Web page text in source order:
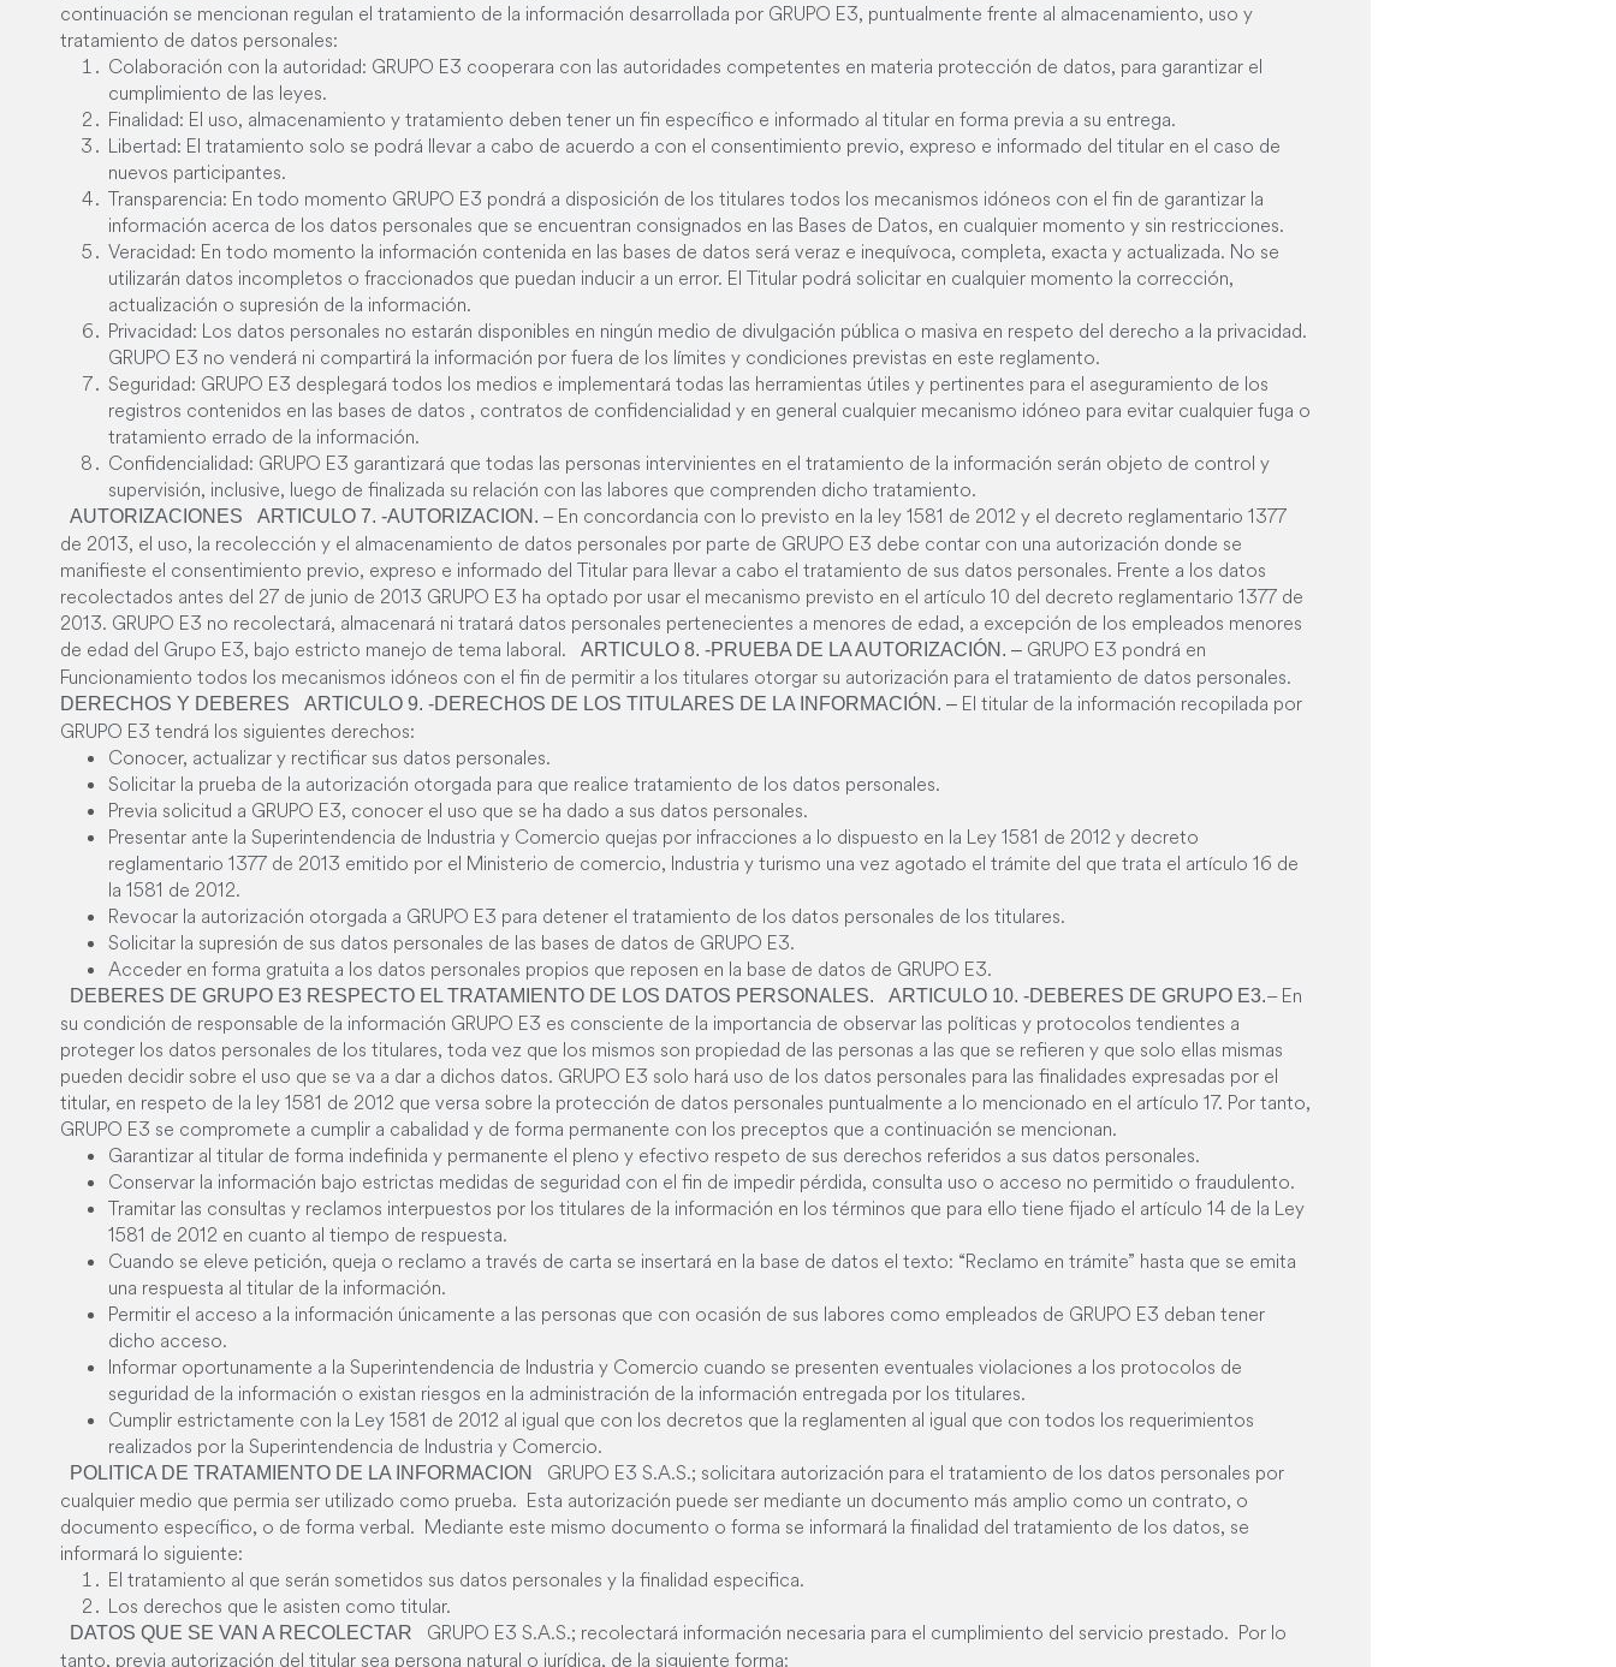
continuación se mencionan regulan el tratamiento de la información desarrollada por GRUPO E3, puntualmente frente al almacenamiento, uso y
tratamiento de datos personales:
Colaboración con la autoridad: GRUPO E3 cooperara con las autoridades competentes en materia protección de datos, para garantizar el
cumplimiento de las leyes.
Finalidad: El uso, almacenamiento y tratamiento deben tener un fin específico e informado al titular en forma previa a su entrega.
Libertad: El tratamiento solo se podrá llevar a cabo de acuerdo a con el consentimiento previo, expreso e informado del titular en el caso de
nuevos participantes.
Transparencia: En todo momento GRUPO E3 pondrá a disposición de los titulares todos los mecanismos idóneos con el fin de garantizar la
información acerca de los datos personales que se encuentran consignados en las Bases de Datos, en cualquier momento y sin restricciones.
Veracidad: En todo momento la información contenida en las bases de datos será veraz e inequívoca, completa, exacta y actualizada. No se
utilizarán datos incompletos o fraccionados que puedan inducir a un error. El Titular podrá solicitar en cualquier momento la corrección,
actualización o supresión de la información.
Privacidad: Los datos personales no estarán disponibles en ningún medio de divulgación pública o masiva en respeto del derecho a la privacidad.
GRUPO E3 no venderá ni compartirá la información por fuera de los límites y condiciones previstas en este reglamento.
Seguridad: GRUPO E3 desplegará todos los medios e implementará todas las herramientas útiles y pertinentes para el aseguramiento de los
registros contenidos en las bases de datos , contratos de confidencialidad y en general cualquier mecanismo idóneo para evitar cualquier fuga o
tratamiento errado de la información.
Confidencialidad: GRUPO E3 garantizará que todas las personas intervinientes en el tratamiento de la información serán objeto de control y
supervisión, inclusive, luego de finalizada su relación con las labores que comprenden dicho tratamiento.
AUTORIZACIONES ARTICULO 7. -AUTORIZACION. – En concordancia con lo previsto en la ley 1581 de 2012 y el decreto reglamentario 1377
de 2013, el uso, la recolección y el almacenamiento de datos personales por parte de GRUPO E3 debe contar con una autorización donde se
manifieste el consentimiento previo, expreso e informado del Titular para llevar a cabo el tratamiento de sus datos personales. Frente a los datos
recolectados antes del 27 de junio de 2013 GRUPO E3 ha optado por usar el mecanismo previsto en el artículo 10 del decreto reglamentario 1377 de
2013. GRUPO E3 no recolectará, almacenará ni tratará datos personales pertenecientes a menores de edad, a excepción de los empleados menores
de edad del Grupo E3, bajo estricto manejo de tema laboral. ARTICULO 8. -PRUEBA DE LA AUTORIZACIÓN. – GRUPO E3 pondrá en
Funcionamiento todos los mecanismos idóneos con el fin de permitir a los titulares otorgar su autorización para el tratamiento de datos personales.
DERECHOS Y DEBERES ARTICULO 9. -DERECHOS DE LOS TITULARES DE LA INFORMACIÓN. – El titular de la información recopilada por
GRUPO E3 tendrá los siguientes derechos:
Conocer, actualizar y rectificar sus datos personales.
Solicitar la prueba de la autorización otorgada para que realice tratamiento de los datos personales.
Previa solicitud a GRUPO E3, conocer el uso que se ha dado a sus datos personales.
Presentar ante la Superintendencia de Industria y Comercio quejas por infracciones a lo dispuesto en la Ley 1581 de 2012 y decreto
reglamentario 1377 de 2013 emitido por el Ministerio de comercio, Industria y turismo una vez agotado el trámite del que trata el artículo 16 de
la 1581 de 2012.
Revocar la autorización otorgada a GRUPO E3 para detener el tratamiento de los datos personales de los titulares.
Solicitar la supresión de sus datos personales de las bases de datos de GRUPO E3.
Acceder en forma gratuita a los datos personales propios que reposen en la base de datos de GRUPO E3.
DEBERES DE GRUPO E3 RESPECTO EL TRATAMIENTO DE LOS DATOS PERSONALES. ARTICULO 10. -DEBERES DE GRUPO E3.– En
su condición de responsable de la información GRUPO E3 es consciente de la importancia de observar las políticas y protocolos tendientes a
proteger los datos personales de los titulares, toda vez que los mismos son propiedad de las personas a las que se refieren y que solo ellas mismas
pueden decidir sobre el uso que se va a dar a dichos datos. GRUPO E3 solo hará uso de los datos personales para las finalidades expresadas por el
titular, en respeto de la ley 1581 de 2012 que versa sobre la protección de datos personales puntualmente a lo mencionado en el artículo 17. Por tanto,
GRUPO E3 se compromete a cumplir a cabalidad y de forma permanente con los preceptos que a continuación se mencionan.
Garantizar al titular de forma indefinida y permanente el pleno y efectivo respeto de sus derechos referidos a sus datos personales.
Conservar la información bajo estrictas medidas de seguridad con el fin de impedir pérdida, consulta uso o acceso no permitido o fraudulento.
Tramitar las consultas y reclamos interpuestos por los titulares de la información en los términos que para ello tiene fijado el artículo 14 de la Ley
1581 de 2012 en cuanto al tiempo de respuesta.
Cuando se eleve petición, queja o reclamo a través de carta se insertará en la base de datos el texto: “Reclamo en trámite” hasta que se emita
una respuesta al titular de la información.
Permitir el acceso a la información únicamente a las personas que con ocasión de sus labores como empleados de GRUPO E3 deban tener
dicho acceso.
Informar oportunamente a la Superintendencia de Industria y Comercio cuando se presenten eventuales violaciones a los protocolos de
seguridad de la información o existan riesgos en la administración de la información entregada por los titulares.
Cumplir estrictamente con la Ley 1581 de 2012 al igual que con los decretos que la reglamenten al igual que con todos los requerimientos
realizados por la Superintendencia de Industria y Comercio.
POLITICA DE TRATAMIENTO DE LA INFORMACION
GRUPO E3 S.A.S.; solicitara autorización para el tratamiento de los datos personales por
cualquier medio que permia ser utilizado como prueba. Esta autorización puede ser mediante un documento más amplio como un contrato, o
documento específico, o de forma verbal. Mediante este mismo documento o forma se informará la finalidad del tratamiento de los datos, se
informará lo siguiente:
El tratamiento al que serán sometidos sus datos personales y la finalidad especifica.
Los derechos que le asisten como titular.
DATOS QUE SE VAN A RECOLECTAR
GRUPO E3 S.A.S.; recolectará información necesaria para el cumplimiento del servicio prestado. Por lo
tanto, previa autorización del titular sea persona natural o jurídica, de la siguiente forma: